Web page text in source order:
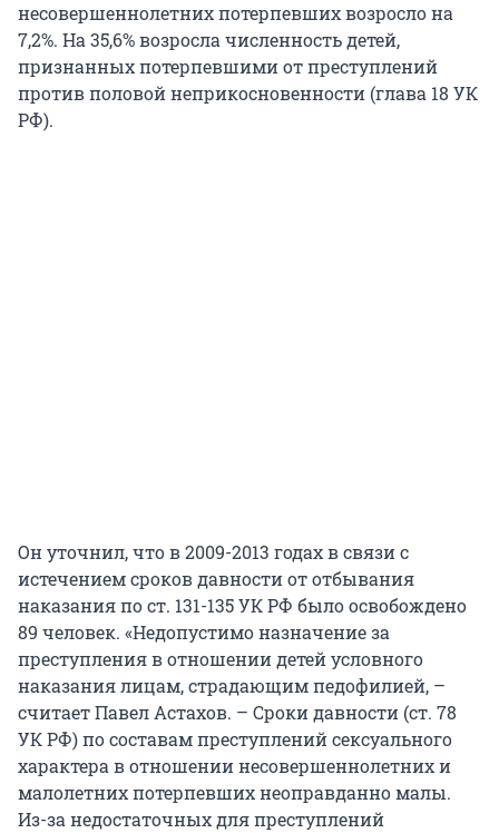
несовершеннолетних потерпевших возросло на
7,2%. На 35,6% возросла численность детей,
признанных потерпевшими от преступлений
против половой неприкосновенности (глава 18 УК
РФ).
Он уточнил, что в 2009-2013 годах в связи с
истечением сроков давности от отбывания
наказания по ст. 131-135 УК РФ было освобождено
89 человек. «Недопустимо назначение за
преступления в отношении детей условного
наказания лицам, страдающим педофилией, –
считает Павел Астахов. – Сроки давности (ст. 78
УК РФ) по составам преступлений сексуального
характера в отношении несовершеннолетних и
малолетних потерпевших неоправданно малы.
Из-за недостаточных для преступлений